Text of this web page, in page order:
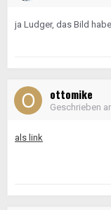
ja Ludger, das Bild
ottomike
Geschrieben
als link